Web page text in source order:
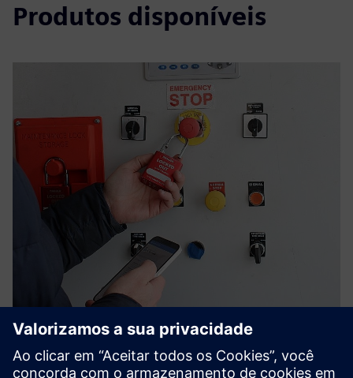
Produtos disponíveis
Nyckel Digital LOTO
Substitua as licenças em papel e o caos dos cadeados pelo